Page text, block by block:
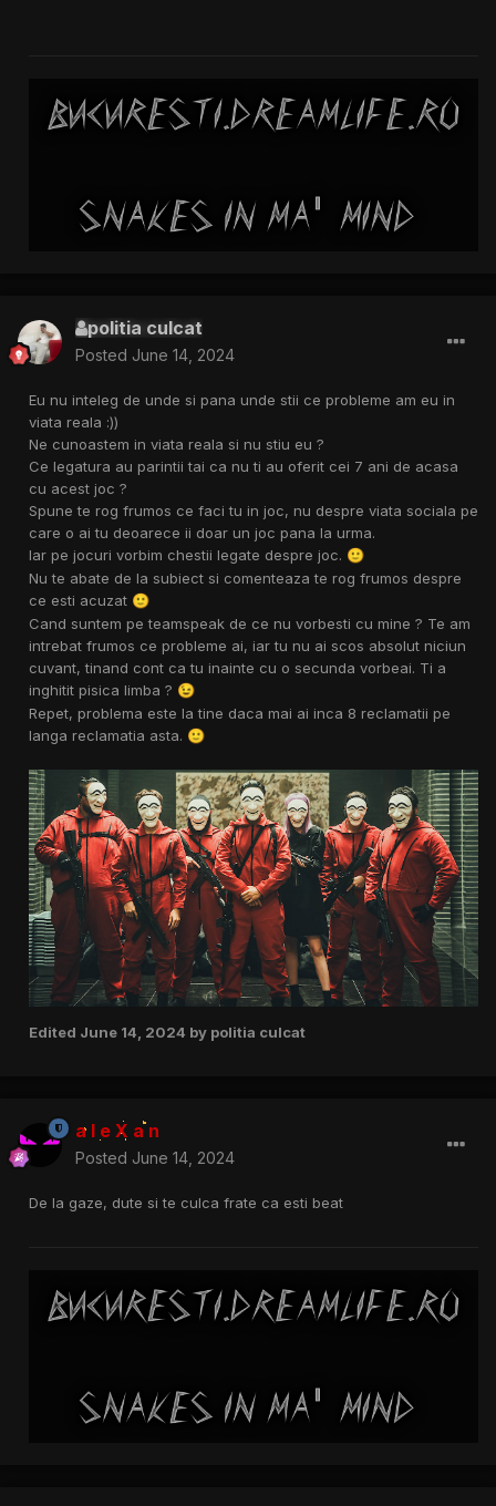
politia culcat
Posted June 14, 2024
Eu nu inteleg de unde si pana unde stii ce probleme am eu in
viata reala :))
Ne cunoastem in viata reala si nu stiu eu ?
Ce legatura au parintii tai ca nu ti au oferit cei 7 ani de acasa
cu acest joc ?
Spune te rog frumos ce faci tu in joc, nu despre viata sociala pe
care o ai tu deoarece ii doar un joc pana la urma.
Iar pe jocuri vorbim chestii legate despre joc. 🙂
Nu te abate de la subiect si comenteaza te rog frumos despre
ce esti acuzat 🙂
Cand suntem pe teamspeak de ce nu vorbesti cu mine ? Te am
intrebat frumos ce probleme ai, iar tu nu ai scos absolut niciun
cuvant, tinand cont ca tu inainte cu o secunda vorbeai. Ti a
inghitit pisica limba ? 😉
Repet, problema este la tine daca mai ai inca 8 reclamatii pe
langa reclamatia asta. 🙂
Edited June 14, 2024 by politia culcat
a l e X a n
Posted June 14, 2024
De la gaze, dute si te culca frate ca esti beat